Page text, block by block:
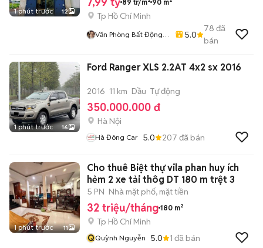
1 phút trước 12
89 tr/m² 90 m²
Tp Hồ Chí Minh
Văn Phòng Bất Động
5.0
78 đã
bán
1 phút trước 16
Ford Ranger XLS 2.2AT 4x2 sx 2016
2016 11 km Dầu Tự động
350.000.000 đ
Hà Nội
Hà Đông Car 5.0 207 đã bán
1 phút trước 11
Cho thuê Biệt thự vila phan huy ích
hẻm 2 xe tải thôg DT 180 m trệt 3
5 PN Nhà mặt phố, mặt tiền
32 triệu/tháng 180 m²
Tp Hồ Chí Minh
QQuỳnh Nguyễn 5.0 1 đã bán